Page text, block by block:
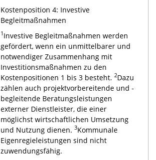
Kostenposition 4: Investive
Begleitmaßnahmen
1 Investive Begleitmaßnahmen werden
gefördert, wenn ein unmittelbarer und
notwendiger Zusammenhang mit
Investitionsmaßnahmen zu den
Kostenpositionen 1 bis 3 besteht. 2Dazu
zählen auch projektvorbereitende und -
begleitende Beratungsleistungen
externer Dienstleister, die einer
möglichst wirtschaftlichen Umsetzung
und Nutzung dienen. 3Kommunale
Eigenregieleistungen sind nicht
zuwendungsfähig.